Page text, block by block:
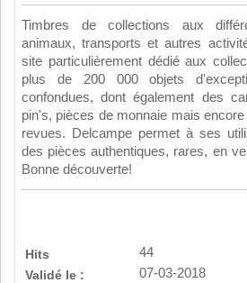
Timbres de collections aux
animaux, transports et autres
site particulièrement dédié aux
plus de 200 000 objets
confondues, dont également des
pin's, pièces de monnaie mais
revues. Delcampe permet à ses
des pièces authentiques, rares, en
Bonne découverte!
Hits
44
Validé le :
07-03-2018